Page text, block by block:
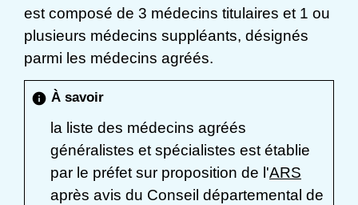
est composé de 3 médecins titulaires et 1 ou
plusieurs médecins suppléants, désignés
parmi les médecins agréés.
info À savoir
la liste des médecins agréés
généralistes et spécialistes est établie
par le préfet sur proposition de l'ARS
après avis du Conseil départemental de